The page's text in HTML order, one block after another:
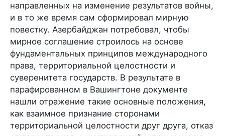
направленных на изменение результатов войны,
и в то же время сам сформировал мирную
повестку. Азербайджан потребовал, чтобы
мирное соглашение строилось на основе
фундаментальных принципов международного
права, территориальной целостности и
суверенитета государств. В результате в
парафированном в Вашингтоне документе
нашли отражение такие основные положения,
как взаимное признание сторонами
территориальной целостности друг друга, отказ